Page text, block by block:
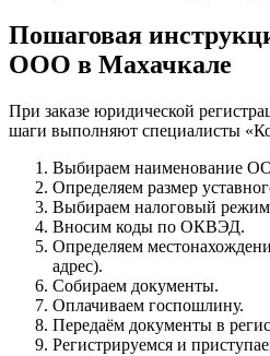
Пошаговая
ООО в Махачкале
При заказе юридической
шаги выполняют специалисты
Выбираем наименование
Определяем размер
Выбираем налоговый
Вносим коды по ОКВЭД.
Определяем
адрес).
Собираем документы.
Оплачиваем госпошлину.
Передаём документы в
Регистрируемся и